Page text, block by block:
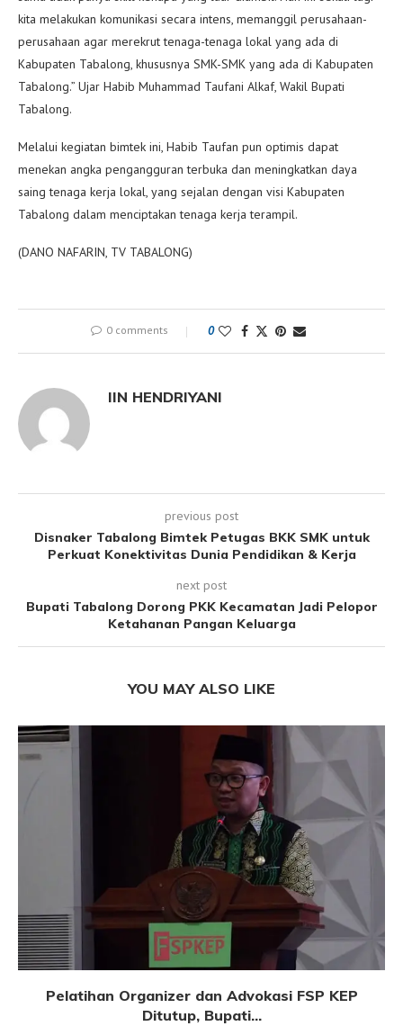
kita melakukan komunikasi secara intens, memanggil perusahaan-
perusahaan agar merekrut tenaga-tenaga lokal yang ada di
Kabupaten Tabalong, khususnya SMK-SMK yang ada di Kabupaten
Tabalong.” Ujar Habib Muhammad Taufani Alkaf, Wakil Bupati
Tabalong.
Melalui kegiatan bimtek ini, Habib Taufan pun optimis dapat
menekan angka pengangguran terbuka dan meningkatkan daya
saing tenaga kerja lokal, yang sejalan dengan visi Kabupaten
Tabalong dalam menciptakan tenaga kerja terampil.
(DANO NAFARIN, TV TABALONG)
0 comments 0
IIN HENDRIYANI
previous post
Disnaker Tabalong Bimtek Petugas BKK SMK untuk
Perkuat Konektivitas Dunia Pendidikan & Kerja
next post
Bupati Tabalong Dorong PKK Kecamatan Jadi Pelopor
Ketahanan Pangan Keluarga
YOU MAY ALSO LIKE
Pelatihan Organizer dan Advokasi FSP KEP
Ditutup, Bupati...